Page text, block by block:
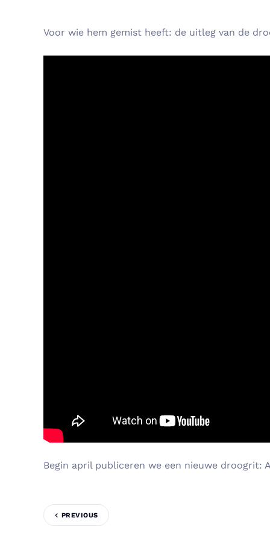
Voor wie hem gemist heeft: de uitleg van de
Begin april publiceren we een nieuwe droogrit:
PREVIOUS